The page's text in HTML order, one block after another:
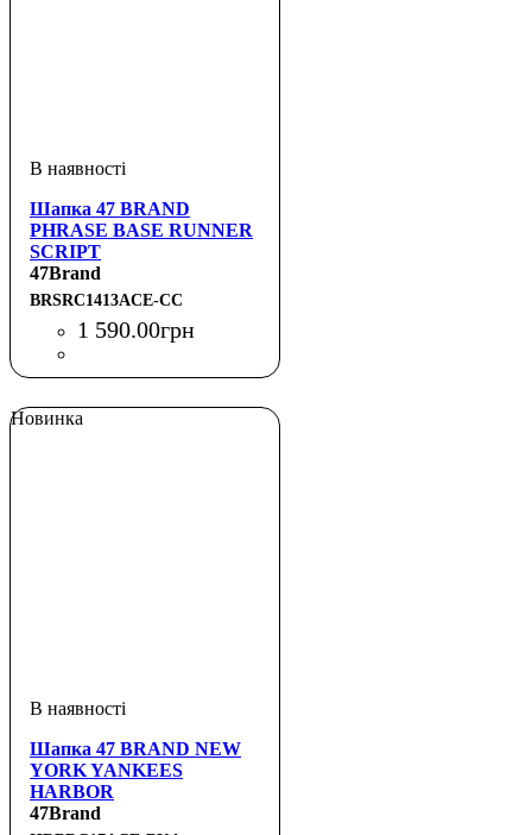
Шапка 47 BRAND
PHRASE BASE RUNNER
SCRIPT
47Brand
BRSRC1413ACE-CC
1 590.00грн
Новинка
Шапка 47 BRAND NEW
YORK YANKEES
HARBOR
47Brand